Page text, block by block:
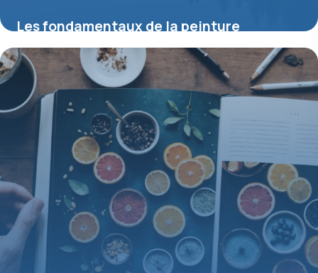
Les fondamentaux de la peinture
aquarelle paysage pour débutants
8 juin 2026